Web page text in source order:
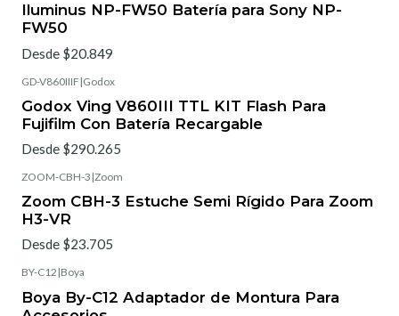
Iluminus NP-FW50 Batería para Sony NP-
FW50
Desde $20.849
GD-V860IIIF |Godox
Godox Ving V860III TTL KIT Flash Para
Fujifilm Con Batería Recargable
Desde $290.265
ZOOM-CBH-3 |Zoom
Zoom CBH-3 Estuche Semi Rígido Para Zoom
H3-VR
Desde $23.705
BY-C12 |Boya
Boya By-C12 Adaptador de Montura Para